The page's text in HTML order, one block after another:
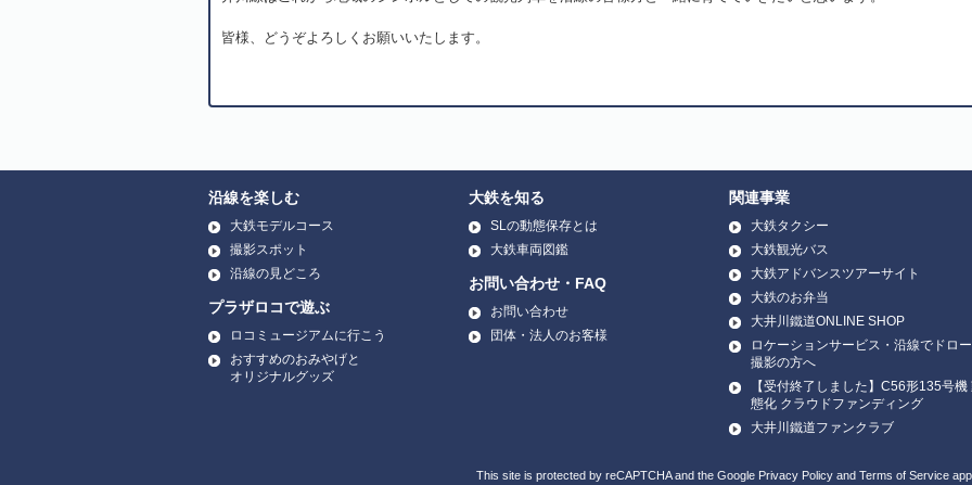
皆様、どうぞよろしくお願いいたします。
沿線を楽しむ
大鉄モデルコース
撮影スポット
沿線の見どころ
プラザロコで遊ぶ
ロコミュージアムに行こう
おすすめのおみやげと
オリジナルグッズ
大鉄を知る
SLの動態保存とは
大鉄車両図鑑
お問い合わせ・FAQ
お問い合わせ
団体・法人のお客様
関連事業
大鉄タクシー
大鉄観光バス
大鉄アドバンスツアーサイト
大鉄のお弁当
大井川鐵道ONLINE SHOP
ロケーションサービス・沿線でドロ
撮影の方へ
【受付終了しました】C56形135号機
態化 クラウドファンディング
大井川鐵道ファンクラブ
This site is protected by reCAPTCHA and the Google Privacy Policyand Terms of Service